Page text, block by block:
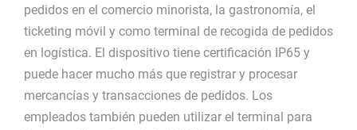
pedidos en el comercio minorista, la gastronomía, el
ticketing móvil y como terminal de recogida de pedidos
en logística. El dispositivo tiene certificación IP65 y
puede hacer mucho más que registrar y procesar
mercancías y transacciones de pedidos. Los
empleados también pueden utilizar el terminal para